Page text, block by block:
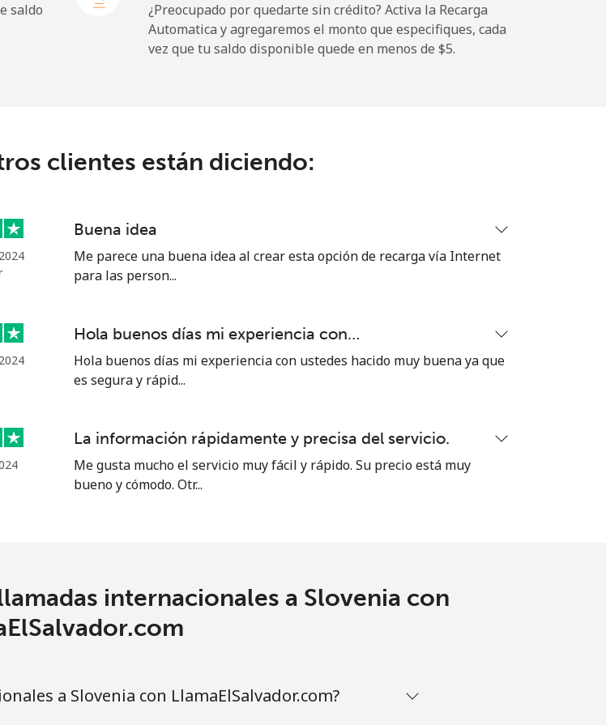
48 min por ⁦$10⁩
18 min por ⁦$10⁩ ⁦39¢⁩
12 min por ⁦$10⁩ -
7 min por ⁦$10⁩ -
saldo
¿Preocupado por quedarte sin crédito? Activa la Recarga
Automatica y agregaremos el monto que especifiques, cada
vez que tu saldo disponible quede en menos de ⁦$5⁩.
clientes están diciendo:
Buena idea
Me parece una buena idea al crear esta opción de recarga vía Internet
para las person...
Hola buenos días mi experiencia con…
Hola buenos días mi experiencia con ustedes hacido muy buena ya que
es segura y rápid...
La información rápidamente y precisa del servicio.
Me gusta mucho el servicio muy fácil y rápido. Su precio está muy
bueno y cómodo. Otr...
internacionales a Slovenia con
a Slovenia con LlamaElSalvador.com?